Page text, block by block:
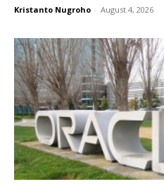
Kristanto Nugroho - August 4, 2026